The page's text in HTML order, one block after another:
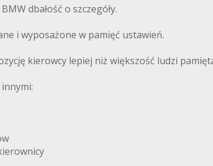
dbałość o szczegóły.
i wyposażone w pamięć ustawień.
kierowcy lepiej niż większość ludzi